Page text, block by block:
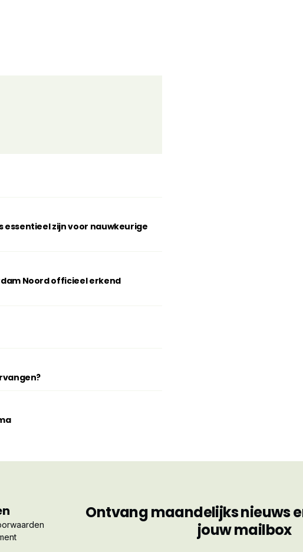
essentieel zijn voor nauwkeurige
Noord officieel erkend
Ontvang maandelijks nieuws
jouw mailbox